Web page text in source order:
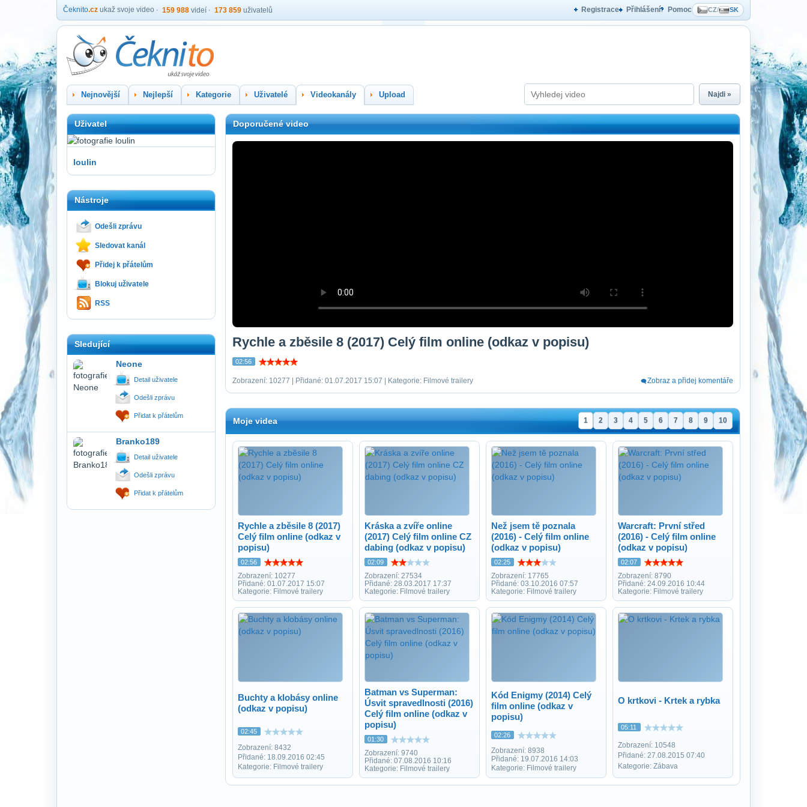
Čeknito.cz ukaž svoje video 159 988 videí 173 859 uživatelů Registrace Přihlášení Pomoc CZ/ SK
Nejnovější Nejlepší Kategorie Uživatelé Videokanály Upload Najdi »
Uživatel
loulin
Nástroje
Odešli zprávu
Sledovat kanál
Přidej k přátelům
Blokuj uživatele
RSS
Sledující
Neone
Detail uživatele
Odešli zprávu
Přidat k přátelům
Branko189
Detail uživatele
Odešli zprávu
Přidat k přátelům
Doporučené video
Rychle a zběsile 8 (2017) Celý film online (odkaz v popisu)
02:56
Zobrazení: 10277 | Přidané: 01.07.2017 15:07 | Kategorie: Filmové trailery Zobraz a přidej komentáře
Moje videa 1 2 3 4 5 6 7 8 9 10
Rychle a zběsile 8 (2017)
Celý film online (odkaz v
popisu)
02:56
Zobrazení: 10277
Přidané: 01.07.2017 15:07
Kategorie: Filmové trailery
Kráska a zvíře online
(2017) Celý film online CZ
dabing (odkaz v popisu)
02:09
Zobrazení: 27534
Přidané: 28.03.2017 17:37
Kategorie: Filmové trailery
Než jsem tě poznala
(2016) - Celý film online
(odkaz v popisu)
02:25
Zobrazení: 17765
Přidané: 03.10.2016 07:57
Kategorie: Filmové trailery
Warcraft: První střed
(2016) - Celý film online
(odkaz v popisu)
02:07
Zobrazení: 8790
Přidané: 24.09.2016 10:44
Kategorie: Filmové trailery
Buchty a klobásy online
(odkaz v popisu)
02:45
Zobrazení: 8432
Přidané: 18.09.2016 02:45
Kategorie: Filmové trailery
Batman vs Superman:
Úsvit spravedlnosti (2016)
Celý film online (odkaz v
popisu)
01:30
Zobrazení: 9740
Přidané: 07.08.2016 10:16
Kategorie: Filmové trailery
Kód Enigmy (2014) Celý
film online (odkaz v
popisu)
02:26
Zobrazení: 8938
Přidané: 19.07.2016 14:03
Kategorie: Filmové trailery
O krtkovi - Krtek a rybka
05:11
Zobrazení: 10548
Přidané: 27.08.2015 07:40
Kategorie: Zábava